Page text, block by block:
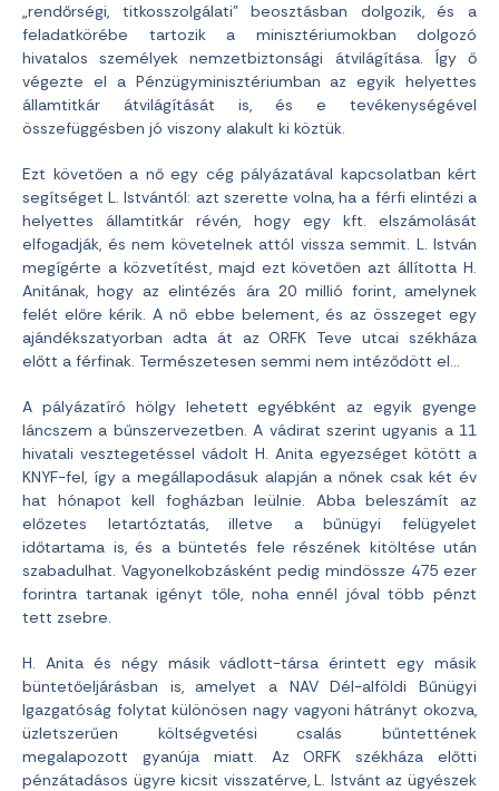
„rendőrségi, titkosszolgálati” beosztásban dolgozik, és a
feladatkörébe tartozik a minisztériumokban dolgozó
hivatalos személyek nemzetbiztonsági átvilágítása. Így ő
végezte el a Pénzügyminisztériumban az egyik helyettes
államtitkár átvilágítását is, és e tevékenységével
összefüggésben jó viszony alakult ki köztük.
Ezt követően a nő egy cég pályázatával kapcsolatban kért
segítséget L. Istvántól: azt szerette volna, ha a férfi elintézi a
helyettes államtitkár révén, hogy egy kft. elszámolását
elfogadják, és nem követelnek attól vissza semmit. L. István
megígérte a közvetítést, majd ezt követően azt állította H.
Anitának, hogy az elintézés ára 20 millió forint, amelynek
felét előre kérik. A nő ebbe belement, és az összeget egy
ajándékszatyorban adta át az ORFK Teve utcai székháza
előtt a férfinak. Természetesen semmi nem intéződött el…
A pályázatíró hölgy lehetett egyébként az egyik gyenge
láncszem a bűnszervezetben. A vádirat szerint ugyanis a 11
hivatali vesztegetéssel vádolt H. Anita egyezséget kötött a
KNYF-fel, így a megállapodásuk alapján a nőnek csak két év
hat hónapot kell fogházban leülnie. Abba beleszámít az
előzetes letartóztatás, illetve a bűnügyi felügyelet
időtartama is, és a büntetés fele részének kitöltése után
szabadulhat. Vagyonelkobzásként pedig mindössze 475 ezer
forintra tartanak igényt tőle, noha ennél jóval több pénzt
tett zsebre.
H. Anita és négy másik vádlott-társa érintett egy másik
büntetőeljárásban is, amelyet a NAV Dél-alföldi Bűnügyi
Igazgatóság folytat különösen nagy vagyoni hátrányt okozva,
üzletszerűen költségvetési csalás bűntettének
megalapozott gyanúja miatt. Az ORFK székháza előtti
pénzátadásos ügyre kicsit visszatérve, L. Istvánt az ügyészek